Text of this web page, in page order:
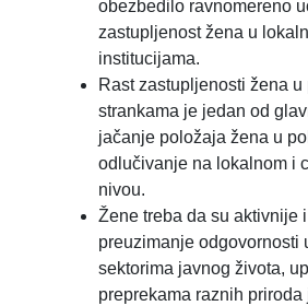
obezbedilo ravnomereno
zastupljenost žena u
institucijama.
Rast zastupljenosti žena
strankama je jedan od
jačanje položaja žena u
odlučivanje na lokalnom i
nivou.
Žene treba da su aktivnije
preuzimanje odgovornosti
sektorima javnog života,
preprekama raznih priroda